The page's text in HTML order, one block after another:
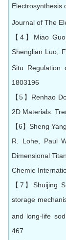
Electrosynthesis
Journal of The
【4】Miao
Shenglian Luo,
Situ Regulation
1803196
【5】Renhao
2D Materials:
【6】Sheng
R. Lohe, Paul
Dimensional
Chemie
【7】Shuijing
storage
and long-life
467